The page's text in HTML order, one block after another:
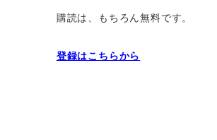
購読は、もちろん無料です。
登録はこちらから